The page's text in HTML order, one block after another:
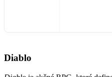
Diablo